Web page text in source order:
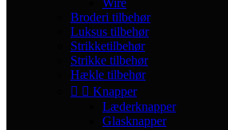
Wire
Broderi tilbehør
Luksus tilbehør
Strikketilbehør
Strikke tilbehør
Hækle tilbehør
  Knapper
Læderknapper
Glasknapper